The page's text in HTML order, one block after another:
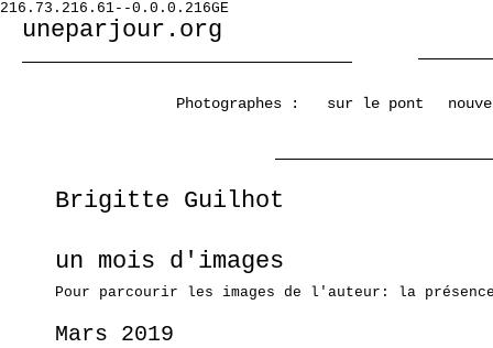
216.73.216.61--0.0.0.216GE
uneparjour.org
Photographes : sur le pont
Brigitte Guilhot
un mois d'images
Pour parcourir les images de l'auteur: la
Mars 2019